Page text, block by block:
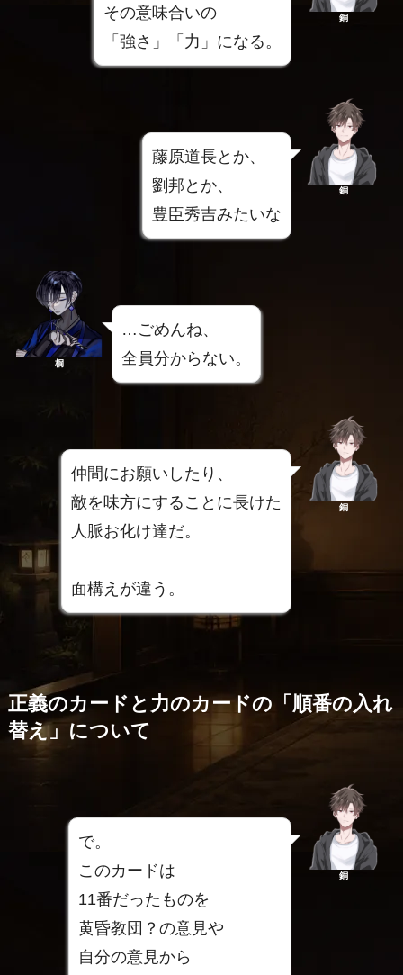
その意味合いの
「強さ」「力」になる。
銅
藤原道長とか、
劉邦とか、
豊臣秀吉みたいな
銅
桐
…ごめんね、
全員分からない。
仲間にお願いしたり、
敵を味方にすることに長けた
人脈お化け達だ。
面構えが違う。
銅
正義のカードと力のカードの「順番の入れ
替え」について
で。
このカードは
11番だったものを
黄昏教団？の意見や
自分の意見から
銅